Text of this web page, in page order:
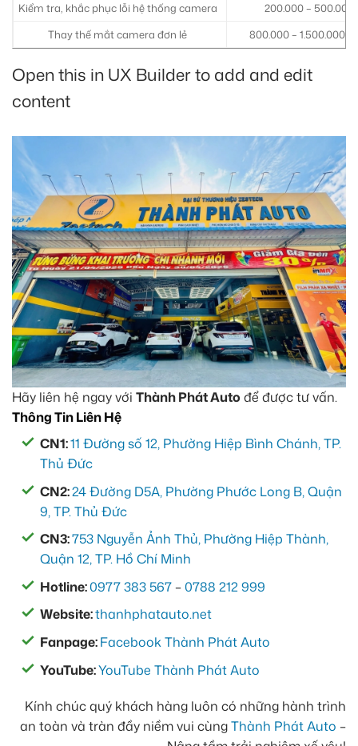
Kiểm tra, khắc phục lỗi hệ thống camera
200.000 – 500.000
Thay thế mắt camera đơn lẻ
800.000 – 1.500.000/
Open this in UX Builder to add and edit
content
Hãy liên hệ ngay với Thành Phát Auto để được tư vấn.
Thông Tin Liên Hệ
CN1:11 Đường số 12, Phường Hiệp Bình Chánh, TP.
Thủ Đức
CN2:24 Đường D5A, Phường Phước Long B, Quận
9, TP. Thủ Đức
CN3:753 Nguyễn Ảnh Thủ, Phường Hiệp Thành,
Quận 12, TP. Hồ Chí Minh
Hotline:0977 383 567 –0788 212 999
Website:thanhphatauto.net
Fanpage:Facebook Thành Phát Auto
YouTube:YouTube Thành Phát Auto
Kính chúc quý khách hàng luôn có những hành trình
an toàn và tràn đầy niềm vui cùngThành Phát Auto –